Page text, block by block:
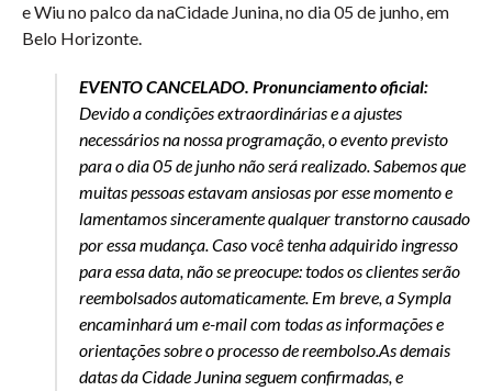
e Wiu no palco da naCidade Junina, no dia 05 de junho, em
Belo Horizonte.
EVENTO CANCELADO. Pronunciamento oficial:
Devido a condições extraordinárias e a ajustes
necessários na nossa programação, o evento previsto
para o dia 05 de junho não será realizado. Sabemos que
muitas pessoas estavam ansiosas por esse momento e
lamentamos sinceramente qualquer transtorno causado
por essa mudança. Caso você tenha adquirido ingresso
para essa data, não se preocupe: todos os clientes serão
reembolsados automaticamente. Em breve, a Sympla
encaminhará um e-mail com todas as informações e
orientações sobre o processo de reembolso.As demais
datas da Cidade Junina seguem confirmadas, e